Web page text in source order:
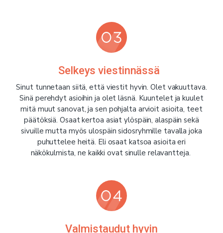
Selkeys viestinnässä
Sinut tunnetaan siitä, että viestit hyvin. Olet vakuuttava.
Sinä perehdyt asioihin ja olet läsnä. Kuuntelet ja kuulet
mitä muut sanovat, ja sen pohjalta arvioit asioita, teet
päätöksiä. Osaat kertoa asiat ylöspäin, alaspäin sekä
sivuille mutta myös ulospäin sidosryhmille tavalla joka
puhuttelee heitä. Eli osaat katsoa asioita eri
näkökulmista, ne kaikki ovat sinulle relavantteja.
Valmistaudut hyvin